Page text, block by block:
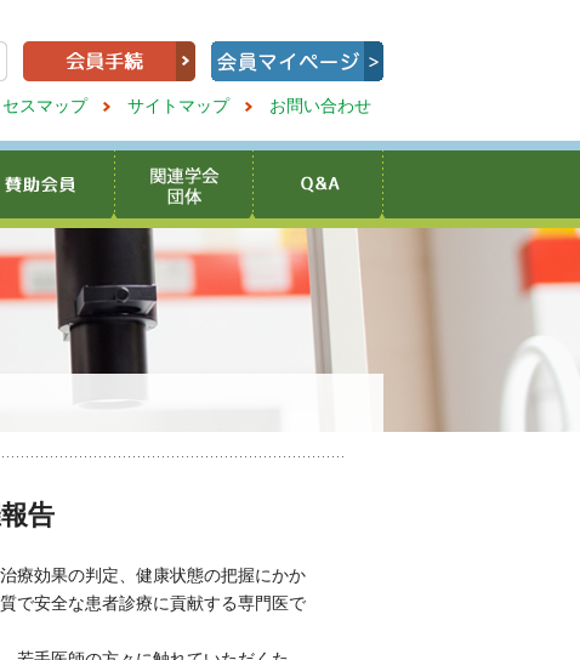
セスマップ サイトマップ お問い合わせ
告
療効果の判定、健康状態の把握にかか
で安全な患者診療に貢献する専門医で